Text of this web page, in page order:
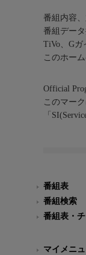
番組内容
番組デー
TiVo、Gガ
このホー
Official
このマー
「
番組表
番組検索
番組表・
マイメニ